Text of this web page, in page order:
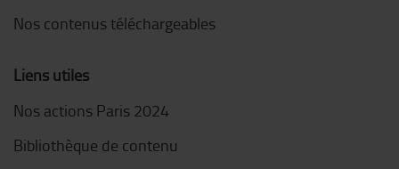
Nos contenus téléchargeables
Liens utiles
Nos actions Paris 2024
Bibliothèque de contenu